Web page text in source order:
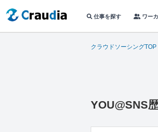
仕事を探す ワー
クラウドソーシングTOP
YOU@SNS